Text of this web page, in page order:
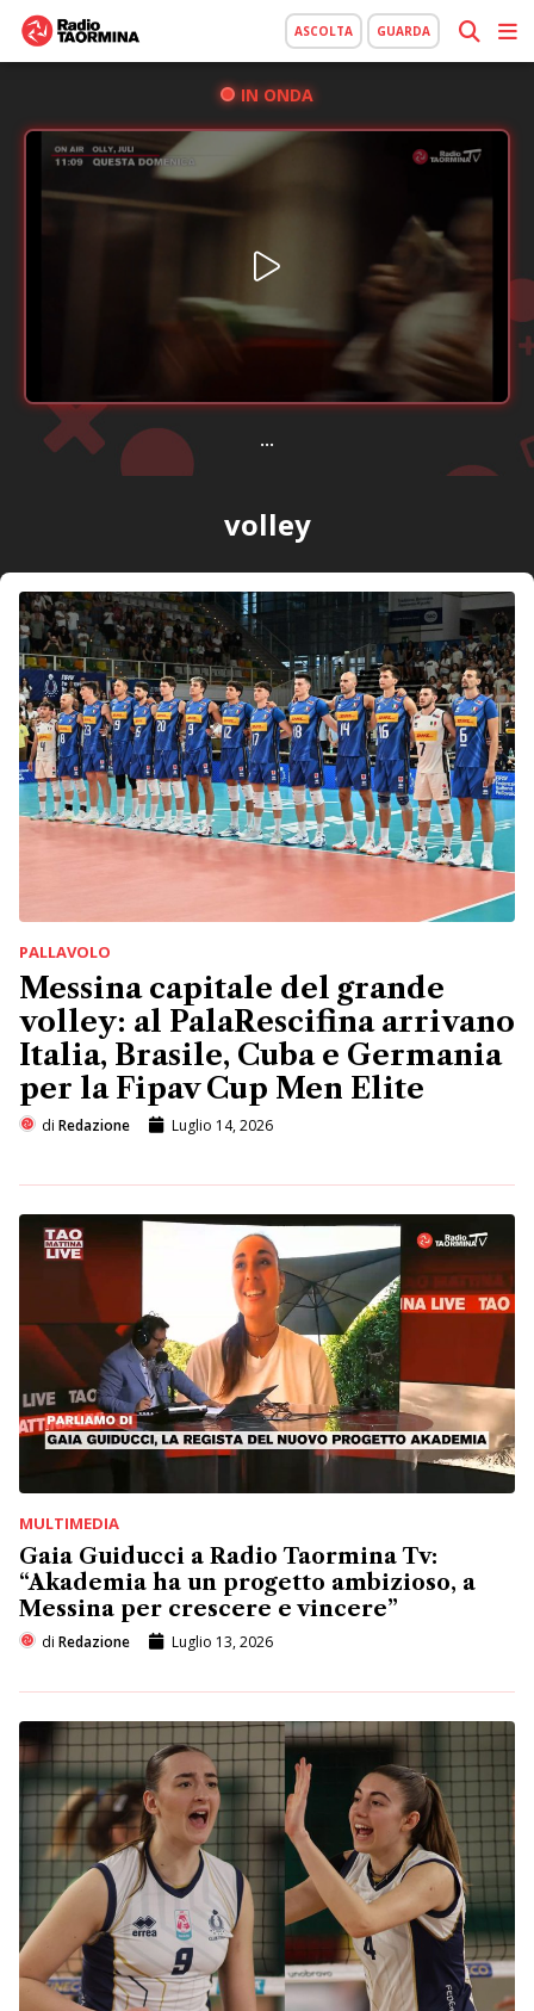
ASCOLTA GUARDA
IN ONDA
...
volley
PALLAVOLO
Messina capitale del grande
volley: al PalaRescifina arrivano
Italia, Brasile, Cuba e Germania
per la Fipav Cup Men Elite
di Redazione Luglio 14, 2026
MULTIMEDIA
Gaia Guiducci a Radio Taormina Tv:
“Akademia ha un progetto ambizioso, a
Messina per crescere e vincere”
di Redazione Luglio 13, 2026